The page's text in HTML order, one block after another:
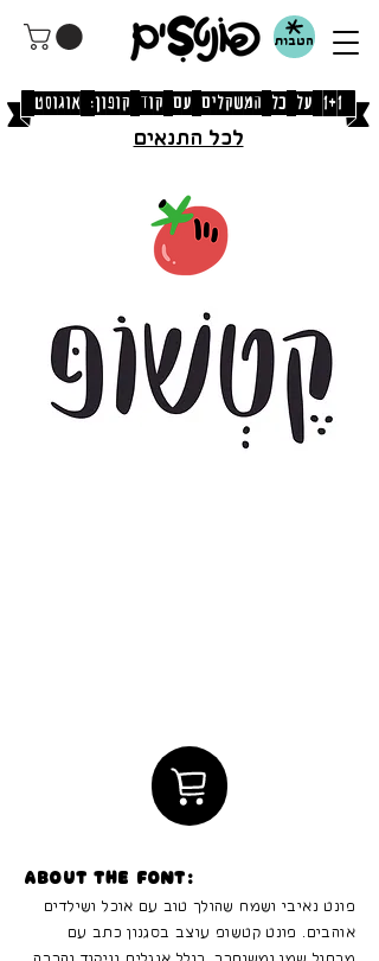
הטבות
[1+1 על כל המשקלים עם קוד קופון: אוגוסט] לכל התנאים
About the font:
פונט נאיבי ושמח שהולך טוב עם אוכל ושילדים
אוהבים. פונט קטשופ עוצב בסגנון כתב עם